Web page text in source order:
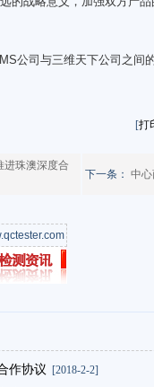
公司与三维天下公司之间
[打
进珠澳深度合
下一条： 中
作协议 [2018-2-2]